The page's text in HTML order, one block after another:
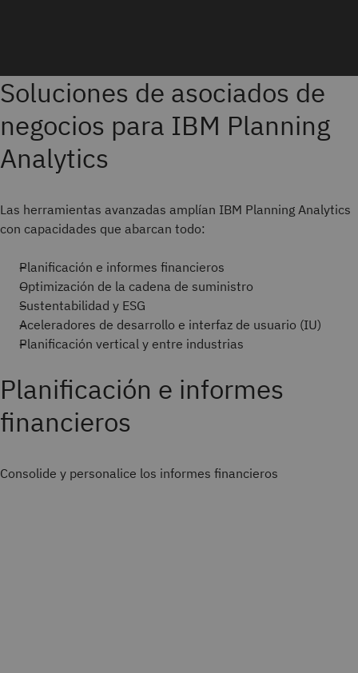
Soluciones de asociados de
negocios para IBM Planning
Analytics
Las herramientas avanzadas amplían IBM Planning Analytics
con capacidades que abarcan todo:
Planificación e informes financieros
Optimización de la cadena de suministro
Sustentabilidad y ESG
Aceleradores de desarrollo e interfaz de usuario (IU)
Planificación vertical y entre industrias
Planificación e informes
financieros
Consolide y personalice los informes financieros